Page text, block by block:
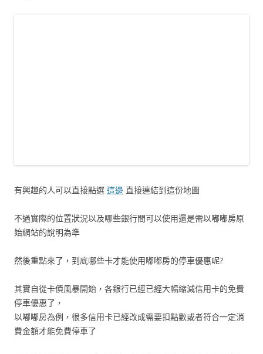
有興趣的人可以直接點選 這邊 直接連結到這份地圖
不過實際的位置狀況以及哪些銀行間可以使用還是需以嘟嘟房原
始網站的說明為準
然後重點來了，到底哪些卡才能使用嘟嘟房的停車優惠呢?
其實自從卡債風暴開始，各銀行已經已經大幅縮減信用卡的免費
停車優惠了，
以嘟嘟房為例，很多信用卡已經改成需要扣點數或者符合一定消
費金額才能免費停車了